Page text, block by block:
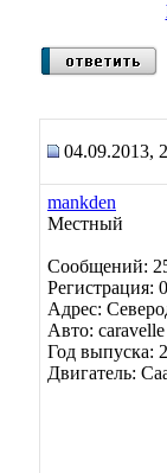
04.09.2013,
mankden
Местный
Сообщений:
Регистрация:
Адрес:
Авто: caravelle
Год выпуска:
Двигатель: